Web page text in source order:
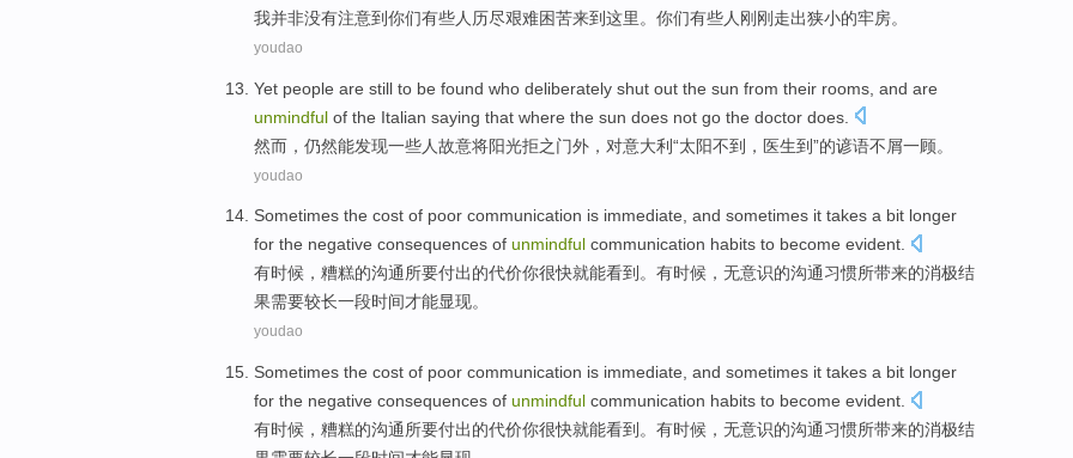
我并非没有注意到你们有些人 历尽艰难困苦来到这里 。你们有些人 刚刚 走出狭小的牢房。
youdao
Yet people are still to be found who deliberately shut out the sun from their rooms, and are
unmindful of the Italian saying that where the sun does not go the doctor does.
然而 ， 仍然能发现一些人故意将阳光拒之门外，对意大利“太阳不到， 医生到”的谚语不屑一顾。
youdao
Sometimes the cost of poor communication is immediate, and sometimes it takes a bit longer
for the negative consequences of unmindful communication habits to become evident.
有时候 ， 糟糕的沟通所要付出的代价你很快就能看到。有时候， 无意识的沟通习惯所带来的消极结
果需要较长一段时间才能显现。
youdao
Sometimes the cost of poor communication is immediate, and sometimes it takes a bit longer
for the negative consequences of unmindful communication habits to become evident
有时候 ， 糟糕的沟通所要付出的代价你很快就能看到。有时候， 无意识的沟通习惯所带来的消极结